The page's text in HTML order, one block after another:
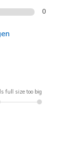
0
full size too big